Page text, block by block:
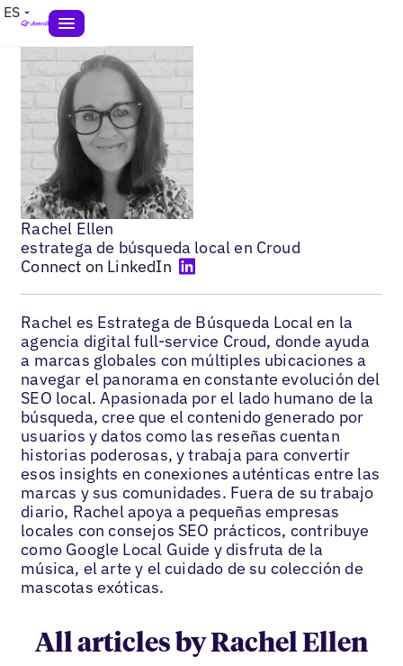
ES
Rachel Ellen
estratega de búsqueda local en Croud
Connect on LinkedIn
Rachel es Estratega de Búsqueda Local en la
agencia digital full-service Croud, donde ayuda
a marcas globales con múltiples ubicaciones a
navegar el panorama en constante evolución del
SEO local. Apasionada por el lado humano de la
búsqueda, cree que el contenido generado por
usuarios y datos como las reseñas cuentan
historias poderosas, y trabaja para convertir
esos insights en conexiones auténticas entre las
marcas y sus comunidades. Fuera de su trabajo
diario, Rachel apoya a pequeñas empresas
locales con consejos SEO prácticos, contribuye
como Google Local Guide y disfruta de la
música, el arte y el cuidado de su colección de
mascotas exóticas.
All articles by Rachel Ellen